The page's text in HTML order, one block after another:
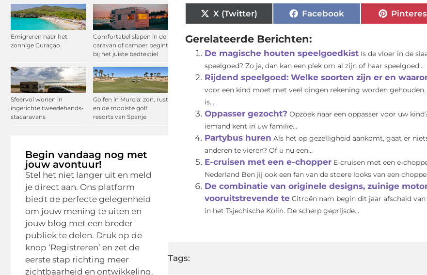
Emigreren naar het
zonnige Curaçao
Comfortabel slapen in de
caravan of camper begint
bij het juiste bedtextiel
Sfeervol wonen in
ingerichte tweedehands-
stacaravans
Golfen in Murcia: zon, rust
en de mooiste golf
resorts van Spanje
Begin vandaag nog met
jouw avontuur!
Stel het niet langer uit en meld
je direct aan. Ons platform
biedt de perfecte gelegenheid
om jouw mening te uiten en
jouw blog met een breder
publiek te delen. Druk op de
knop ‘Registreren’ en zet de
eerste stap richting meer
zichtbaarheid en ontwikkeling.
X (Twitter) Facebook
Gerelateerde Berichten:
De magische houten speelgoedkist Is de vloer in de
speelgoed? Zo ja, dan kan een plek om al zijn of haar speelgoed...
Rijdend speelgoed: Welke soorten zijn er en
voor een kind moet met veel dingen rekening worden
is...
Oppasser gezocht? Opzoek naar een oppasser voor uw
iemand kent in uw familie...
Partybus huren Als het op gezelligheid aankomt, gaat er
anderen te vieren? Of u nu een...
E-cruisen met een e-chopper E-cruisen met een e-
Nederland Ben jij ook een fan van de stoere looks van een
De combinatie van originele designs, zuinige
vooruitstrevende te Citroën nam begin dit jaar afscheid
in het Tsjechische Kolin. De scherp geprijsde...
Tags: